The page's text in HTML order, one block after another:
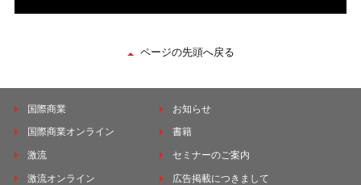
ページの先頭へ戻る
国際商業
国際商業オンライン
激流
激流オンライン
お知らせ
書籍
セミナーのご案内
広告掲載につきまして